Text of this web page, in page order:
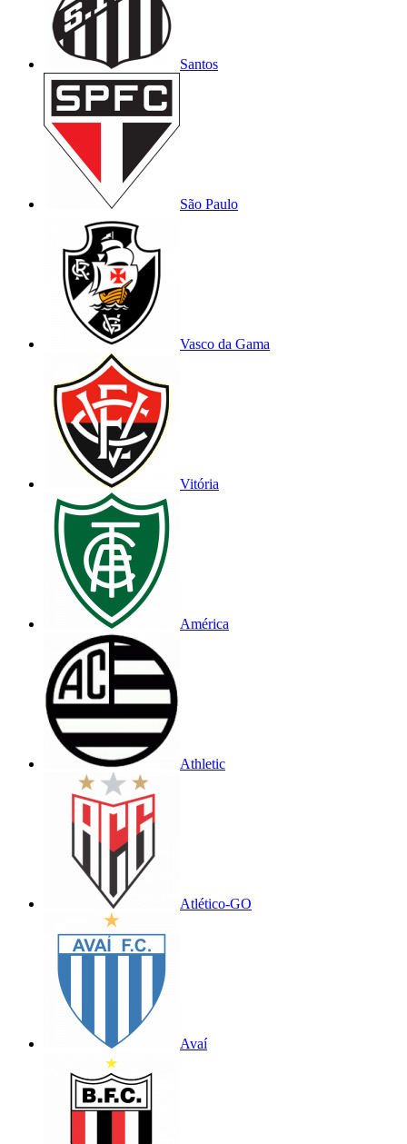
Santos
São Paulo
Vasco da Gama
Vitória
América
Athletic
Atlético-GO
Avaí